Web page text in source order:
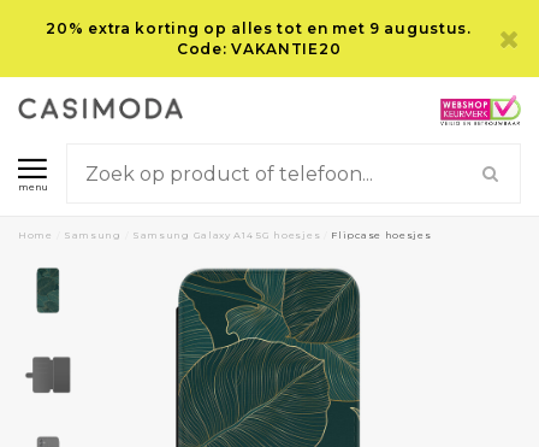
20% extra korting op alles tot en met 9 augustus.
Code: VAKANTIE20
menu
Home Samsung Samsung Galaxy A14 5G hoesjes Flipcase hoesjes